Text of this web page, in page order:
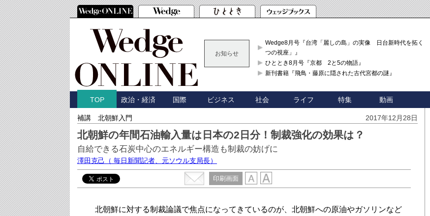
お知らせ
Wedge8月号『台湾「麗しの島」の実像 日台新時代を拓く「3
つの視座」』
ひととき8月号『京都 2と5の物語』
新刊書籍『飛鳥・藤原に隠された古代宮都の謎』
TOP 政治・経済 国際 ビジネス 社会 ライフ 特集 動画
補講 北朝鮮入門 2017年12月28日
北朝鮮の年間石油輸入量は日本の2日分！制裁強化の効果は？
自給できる石炭中心のエネルギー構造も制裁の妨げに
澤田克己 （ 毎日新聞記者、元ソウル支局長）
印刷画面
北朝鮮に対する制裁論議で焦点になってきているのが、北朝鮮への原油やガソリンなど